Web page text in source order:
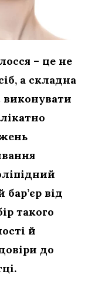
– це не
а складна
від
такого
й
до